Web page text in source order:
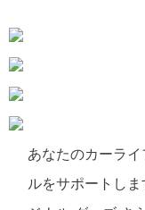
あなたのカーラ
ルをサポートし